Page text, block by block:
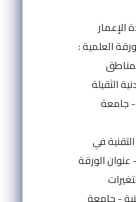
الإعمار
العلمية :
الثقيلة
- جامعة
في
الورقة